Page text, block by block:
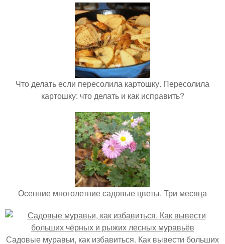
Что делать если пересолила картошку. Пересолила
картошку: что делать и как исправить?
Осенние многолетние садовые цветы. Три месяца
Садовые муравьи, как избавиться. Как вывести больших